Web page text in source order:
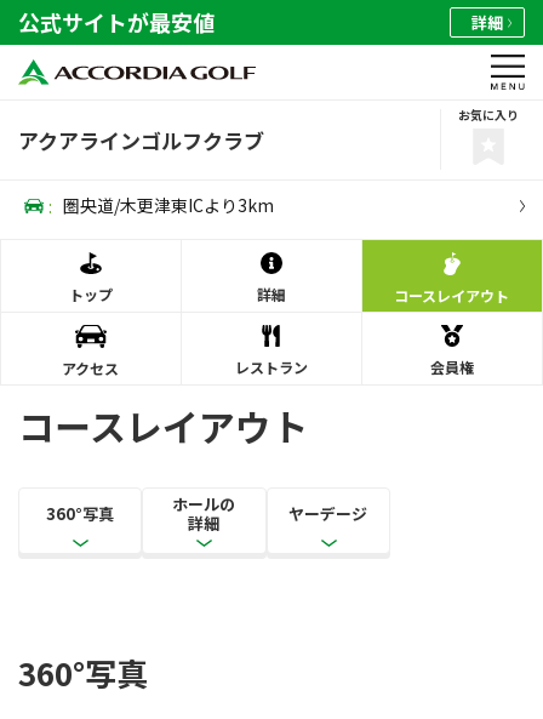
公式サイトが最安値 詳細
アクアラインゴルフクラブ
お気に入り
: 圏央道/木更津東ICより3km
トップ 詳細 コースレイアウト
アクセス レストラン 会員権
コースレイアウト
360°写真
ホールの
詳細
ヤーデージ
360°写真